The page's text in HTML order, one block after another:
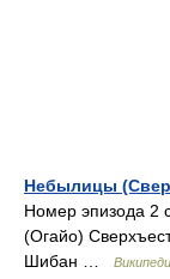
Небылицы
Номер эпизода 2
(Огайо)
Шибан …